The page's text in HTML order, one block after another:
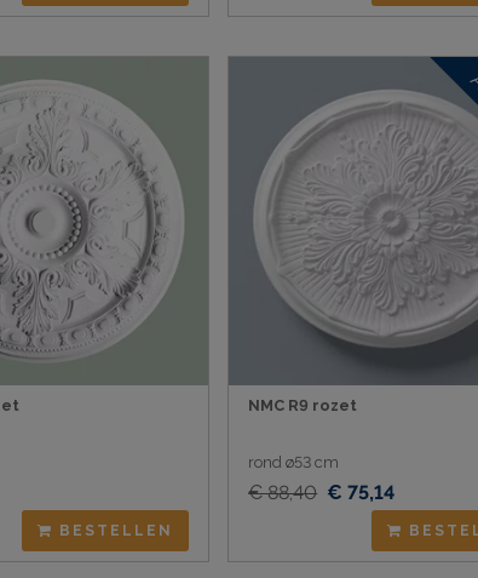
BESTELLEN
NMC R9 rozet
rond ø53 cm
€ 88,40 € 75,14